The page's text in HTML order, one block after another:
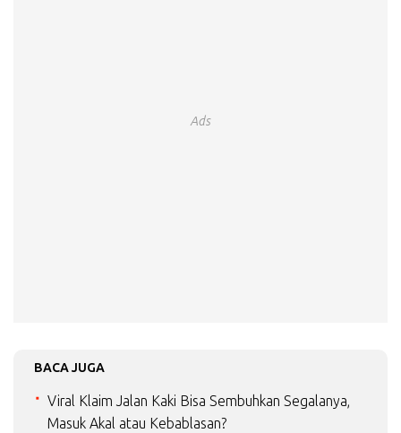
Ads
BACA JUGA
Viral Klaim Jalan Kaki Bisa Sembuhkan Segalanya,
Masuk Akal atau Kebablasan?